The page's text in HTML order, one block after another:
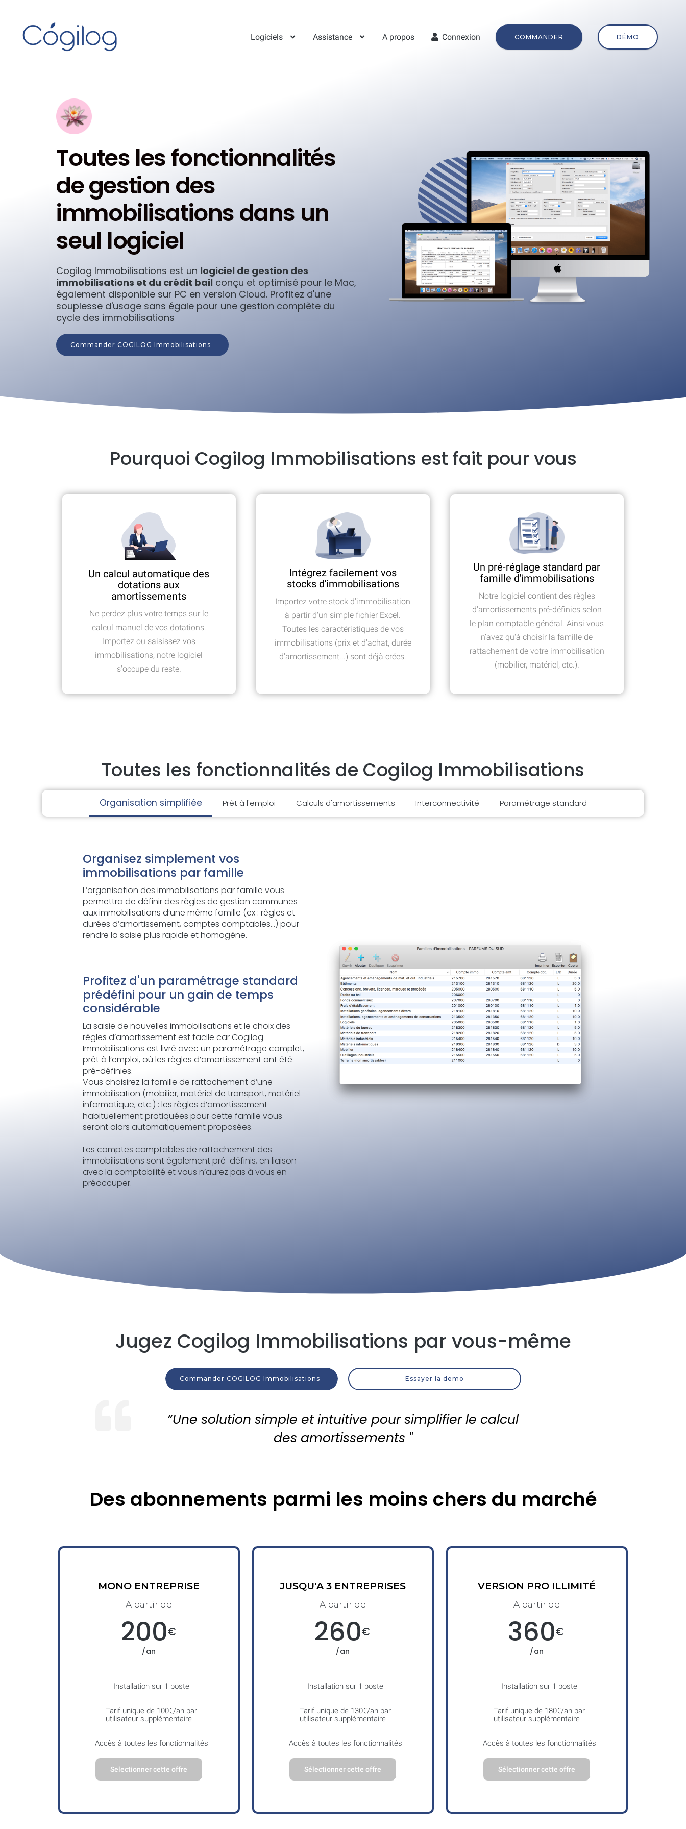
Logiciels Assistance A propos Connexion COMMANDER DÉMO
Toutes les fonctionnalités
de gestion des
immobilisations dans un
seul logiciel
Cogilog Immobilisations est un logiciel de gestion des
immobilisations et du crédit bail conçu et optimisé pour le Mac,
également disponible sur PC en version Cloud. Profitez d'une
souplesse d'usage sans égale pour une gestion complète du
cycle des immobilisations
Commander COGILOG Immobilisations
Pourquoi Cogilog Immobilisations est fait pour vous
Un calcul automatique des
dotations aux
amortissements
Ne perdez plus votre temps sur le
calcul manuel de vos dotations.
Importez ou saisissez vos
immobilisations, notre logiciel
s'occupe du reste.
Intégrez facilement vos
stocks d'immobilisations
Importez votre stock d'immobilisation
à partir d'un simple fichier Excel.
Toutes les caractéristiques de vos
immobilisations (prix et d'achat, durée
d'amortissement...) sont déjà crées.
Un pré-réglage standard par
famille d'immobilisations
Notre logiciel contient des règles
d'amortissements pré-définies selon
le plan comptable général. Ainsi vous
n’avez qu'à choisir la famille de
rattachement de votre immobilisation
(mobilier, matériel, etc.).
Toutes les fonctionnalités de Cogilog Immobilisations
Organisation simplifiée Prêt à l'emploi Calculs d'amortissements Interconnectivité Paramétrage standard
Organisez simplement vos
immobilisations par famille
L’organisation des immobilisations par famille vous
permettra de définir des règles de gestion communes
aux immobilisations d’une même famille (ex : règles et
durées d’amortissement, comptes comptables…) pour
rendre la saisie plus rapide et homogène.
Profitez d'un paramétrage standard
prédéfini pour un gain de temps
considérable
La saisie de nouvelles immobilisations et le choix des
règles d’amortissement est facile car Cogilog
Immobilisations est livré avec un paramétrage complet,
prêt à l’emploi, où les règles d’amortissement ont été
pré-définies.
Vous choisirez la famille de rattachement d’une
immobilisation (mobilier, matériel de transport, matériel
informatique, etc.) : les règles d’amortissement
habituellement pratiquées pour cette famille vous
seront alors automatiquement proposées.
Les comptes comptables de rattachement des
immobilisations sont également pré-définis, en liaison
avec la comptabilité et vous n’aurez pas à vous en
préoccuper.
Jugez Cogilog Immobilisations par vous-même
Commander COGILOG Immobilisations Essayer la demo
“Une solution simple et intuitive pour simplifier le calcul
des amortissements "
Des abonnements parmi les moins chers du marché
MONO ENTREPRISE
A partir de
200€
/an
Installation sur 1 poste
Tarif unique de 100€/an par
utilisateur supplémentaire
Accès à toutes les fonctionnalités
Selectionner cette offre
JUSQU'A 3 ENTREPRISES
A partir de
260€
/an
Installation sur 1 poste
Tarif unique de 130€/an par
utilisateur supplémentaire
Accès à toutes les fonctionnalités
Sélectionner cette offre
VERSION PRO ILLIMITÉ
A partir de
360€
/an
Installation sur 1 poste
Tarif unique de 180€/an par
utilisateur supplémentaire
Accès à toutes les fonctionnalités
Sélectionner cette offre